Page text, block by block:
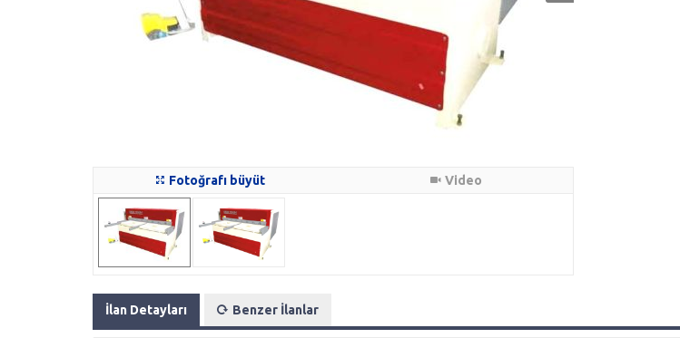
Fotoğrafı büyüt Video
İlan Detayları Benzer İlanlar